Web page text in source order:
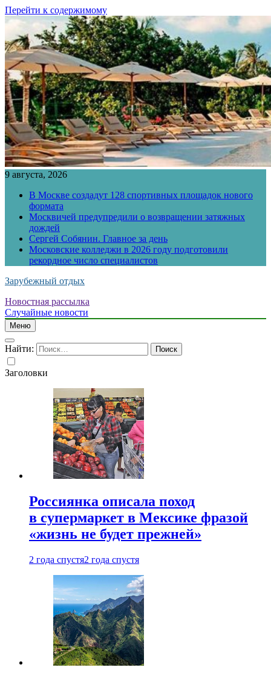
Перейти к содержимому
9 августа, 2026
В Москве создадут 128 спортивных площадок нового
формата
Москвичей предупредили о возвращении затяжных
дождей
Сергей Собянин. Главное за день
Московские колледжи в 2026 году подготовили
рекордное число специалистов
Зарубежный отдых
Новостная рассылка
Случайные новости
Меню
Найти:
Заголовки
Россиянка описала поход
в супермаркет в Мексике фразой
«жизнь не будет прежней»
2 года спустя2 года спустя